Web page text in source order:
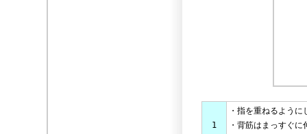
1
・指を重ねるように
・背筋はまっすぐ